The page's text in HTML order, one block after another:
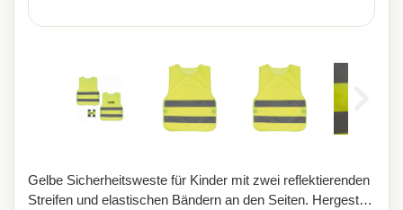
Gelbe Sicherheitsweste für Kinder mit zwei reflektierenden
Streifen und elastischen Bändern an den Seiten. Hergestellt